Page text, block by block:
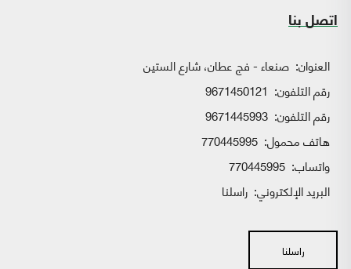
اتصل بنا
العنوان: صنعاء - فج عطان، شارع الستين
رقم التلفون: 9671450121
رقم التلفون: 9671445993
هاتف محمول: 770445995
واتساب:
البريد الإلكتروني: راسلنا
راسلنا